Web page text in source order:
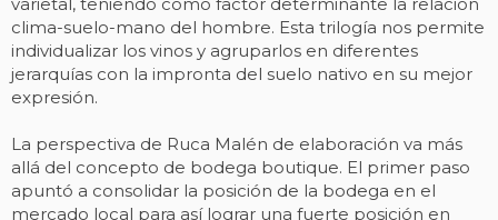
clima-suelo-mano del hombre. Esta trilogía nos permite
individualizar los vinos y agruparlos en diferentes
jerarquías con la impronta del suelo nativo en su mejor
expresión.
La perspectiva de Ruca Malén de elaboración va más
allá del concepto de bodega boutique. El primer paso
apuntó a consolidar la posición de la bodega en el
mercado local para así lograr una fuerte posición en